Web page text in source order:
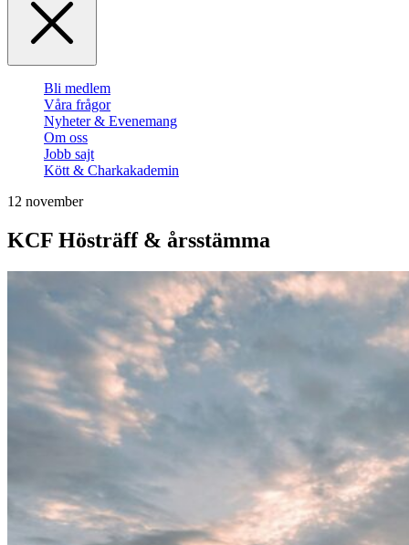
Bli medlem
Våra frågor
Nyheter & Evenemang
Om oss
Jobb sajt
Kött & Charkakademin
12 november
KCF Hösträff & årsstämma